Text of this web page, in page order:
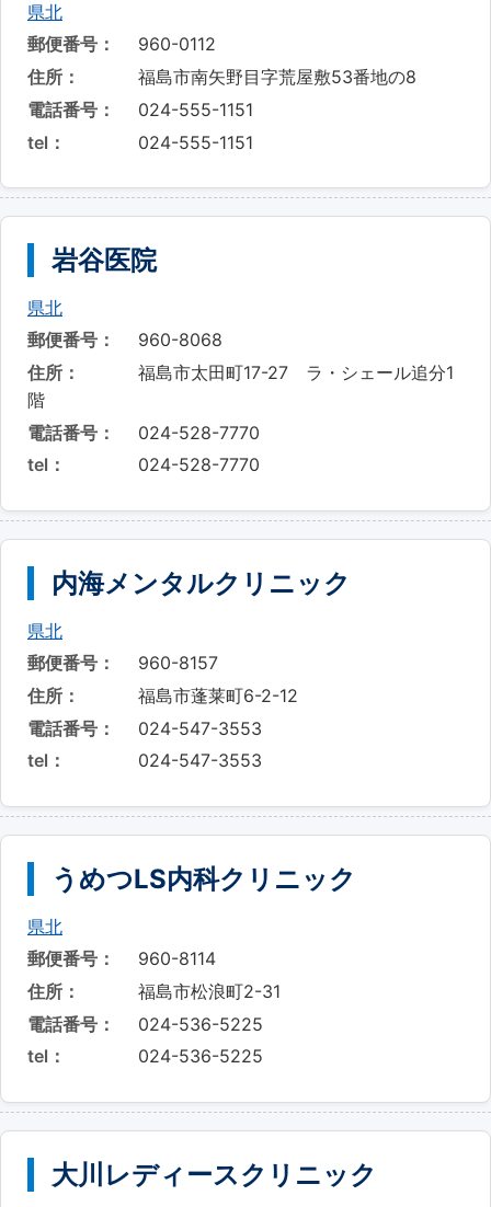
県北
郵便番号：
960-0112
住所：
福島市南矢野目字荒屋敷53番地の8
電話番号：
024-555-1151
tel：
024-555-1151
岩谷医院
県北
郵便番号：
960-8068
住所：
福島市太田町17-27 ラ・シェール追分1
階
電話番号：
024-528-7770
tel：
024-528-7770
内海メンタルクリニック
県北
郵便番号：
960-8157
住所：
福島市蓬莱町6-2-12
電話番号：
024-547-3553
tel：
024-547-3553
うめつLS内科クリニック
県北
郵便番号：
960-8114
住所：
福島市松浪町2-31
電話番号：
024-536-5225
tel：
024-536-5225
大川レディースクリニック